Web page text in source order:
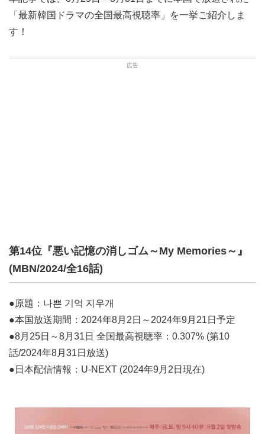
「最新韓国ドラマの全国最高視聴率」を一挙ご紹介しま
す！
第14位『悪い記憶の消しゴム～My Memories～』
(MBN/2024/全16話)
●原題：나쁜 기억 지우개
●本国放送期間：2024年8月2日～2024年9月21日予定
●8月25日～8月31日 全国最高視聴率：0.307% (第10
話/2024年8月31日放送)
●日本配信情報：U-NEXT (2024年9月2日現在)